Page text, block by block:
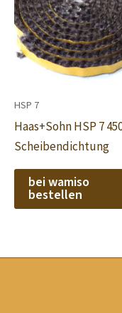
HSP 7
Haas+Sohn HSP 7
Scheibendichtung
bei wamiso
bestellen